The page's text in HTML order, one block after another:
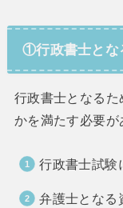
①行政書士とな
行政書士となる
かを満たす必要が
行政書士試験
弁護士となる